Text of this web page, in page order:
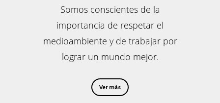
Somos conscientes de la
importancia de respetar el
medioambiente y de trabajar por
lograr un mundo mejor.
Ver más